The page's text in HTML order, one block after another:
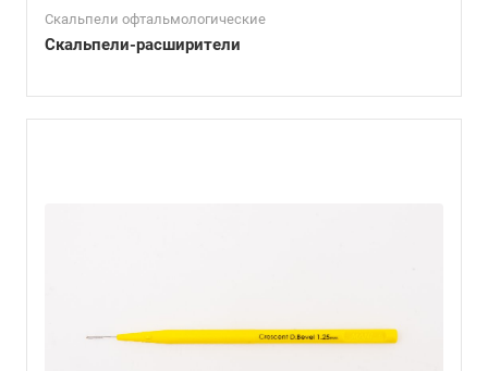
Скальпели офтальмологические
Скальпели-расширители